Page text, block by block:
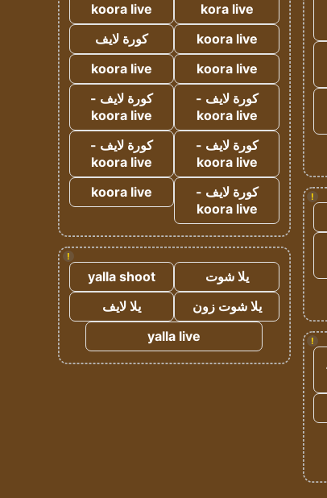
!
!
kora live
koora live
koora live
كورة لايف
koora live
koora live
كورة لايف -
koora live
كورة لايف -
koora live
كورة لايف -
koora live
كورة لايف -
koora live
كورة لايف -
koora live
koora live
!
يلا شوت
yalla shoot
يلا شوت زون
يلا لايف
yalla live